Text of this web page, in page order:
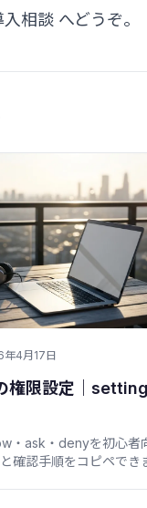
入相談 へどうぞ。
年4月17日
権限設定｜
・ask・denyを初心者
確認手順をコピペでき